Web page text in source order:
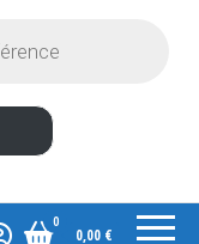
0
0,00 €